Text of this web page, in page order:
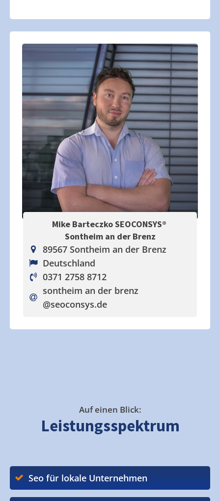
Mike Barteczko SEOCONSYS®
Sontheim an der Brenz
89567 Sontheim an der Brenz
Deutschland
0371 2758 8712
sontheim an der brenz
@seoconsys.de
Auf einen Blick:
Leistungsspektrum
Seo für lokale Unternehmen